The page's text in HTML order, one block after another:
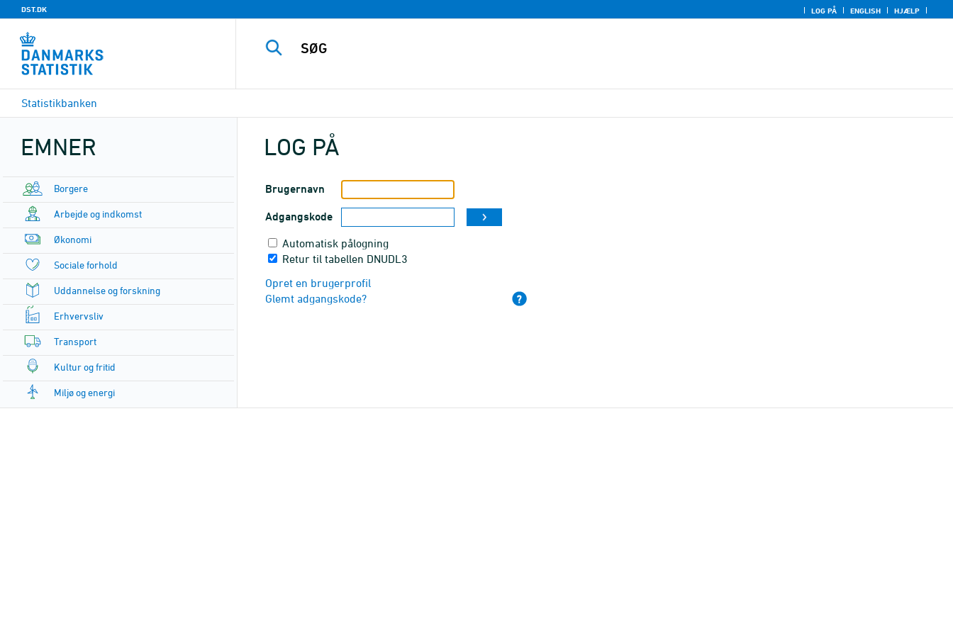
DST.DK LOG PÅ ENGLISH HJÆLP
Statistikbanken
EMNER
Borgere
Arbejde og indkomst
Økonomi
Sociale forhold
Uddannelse og forskning
Erhvervsliv
Transport
Kultur og fritid
Miljø og energi
LOG PÅ
Brugernavn
Adgangskode
Automatisk pålogning
Retur til tabellen DNUDL3
Opret en brugerprofil
Glemt adgangskode?